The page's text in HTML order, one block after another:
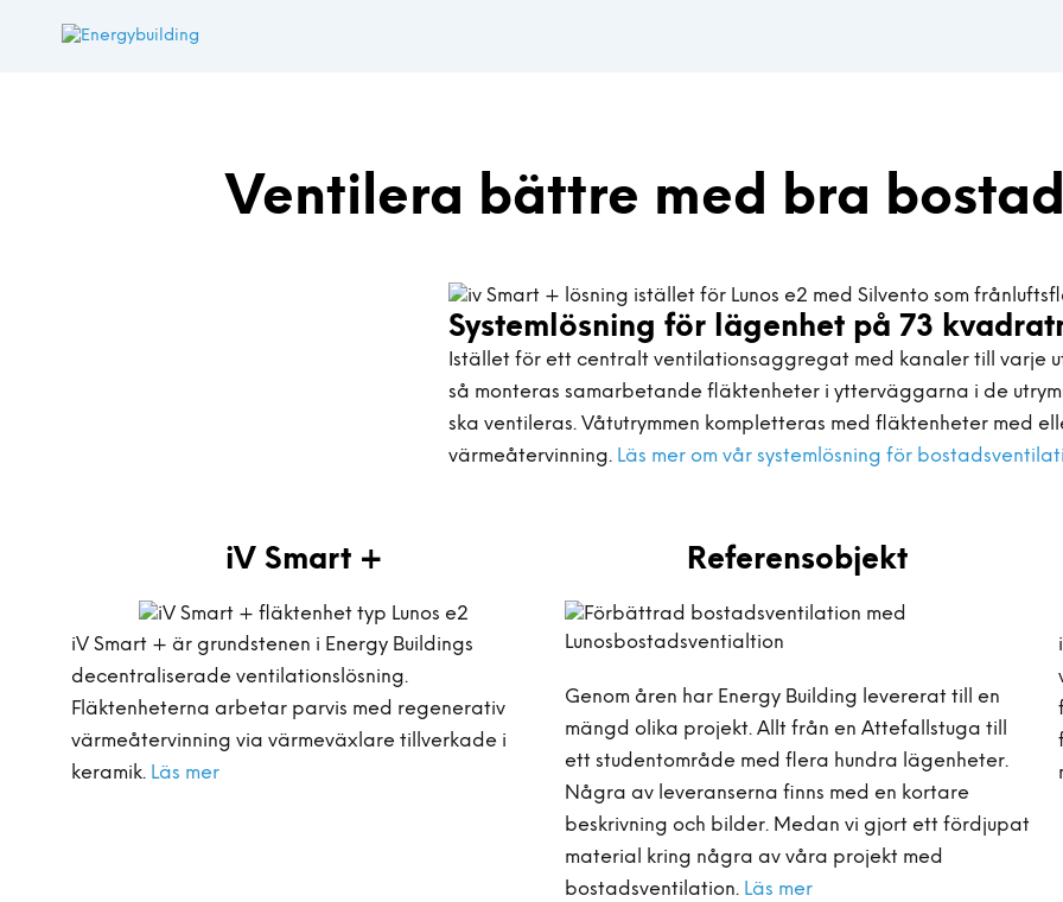
Ventilera bättre med bra
Systemlösning för lägenhet på 73
Istället för ett centralt ventilationsaggregat med kanaler till varje
så monteras samarbetande fläktenheter i ytterväggarna i de
ska ventileras. Våtutrymmen kompletteras med fläktenheter med
värmeåtervinning. Läs mer om vår systemlösning för
iV Smart +
iV Smart + är grundstenen i Energy Buildings
decentraliserade ventilationslösning.
Fläktenheterna arbetar parvis med regenerativ
värmeåtervinning via värmeväxlare tillverkade i
keramik. Läs mer
Referensobjekt
Genom åren har Energy Building levererat till en
mängd olika projekt. Allt från en Attefallstuga till
ett studentområde med flera hundra lägenheter.
Några av leveranserna finns med en kortare
beskrivning och bilder. Medan vi gjort ett fördjupat
material kring några av våra projekt med
bostadsventilation. Läs mer